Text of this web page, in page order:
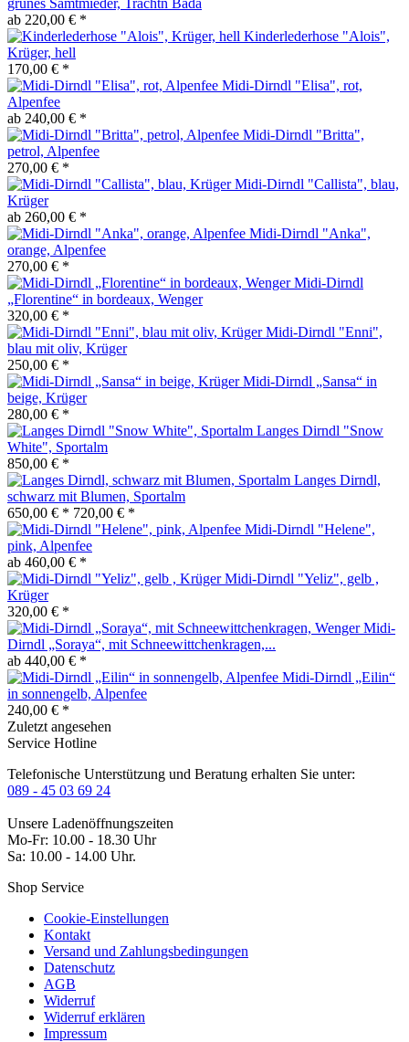
ab 220,00 € *
Kinderlederhose "Alois",
Krüger, hell
170,00 € *
Midi-Dirndl "Elisa", rot,
Alpenfee
ab 240,00 € *
Midi-Dirndl "Britta",
petrol, Alpenfee
270,00 € *
Midi-Dirndl "Callista", blau,
Krüger
ab 260,00 € *
Midi-Dirndl "Anka",
orange, Alpenfee
270,00 € *
Midi-Dirndl
„Florentine“ in bordeaux, Wenger
320,00 € *
Midi-Dirndl "Enni",
blau mit oliv, Krüger
250,00 € *
Midi-Dirndl „Sansa“ in
beige, Krüger
280,00 € *
Langes Dirndl "Snow
White", Sportalm
850,00 € *
Langes Dirndl,
schwarz mit Blumen, Sportalm
650,00 € * 720,00 € *
Midi-Dirndl "Helene",
pink, Alpenfee
ab 460,00 € *
Midi-Dirndl "Yeliz", gelb ,
Krüger
320,00 € *
Midi-
Dirndl „Soraya“, mit Schneewittchenkragen,...
ab 440,00 € *
Midi-Dirndl „Eilin“
in sonnengelb, Alpenfee
240,00 € *
Zuletzt angesehen
Service Hotline
Telefonische Unterstützung und Beratung erhalten Sie unter:
089 - 45 03 69 24
Unsere Ladenöffnungszeiten
Mo-Fr: 10.00 - 18.30 Uhr
Sa: 10.00 - 14.00 Uhr.
Shop Service
Cookie-Einstellungen
Kontakt
Versand und Zahlungsbedingungen
Datenschutz
AGB
Widerruf
Widerruf erklären
Impressum